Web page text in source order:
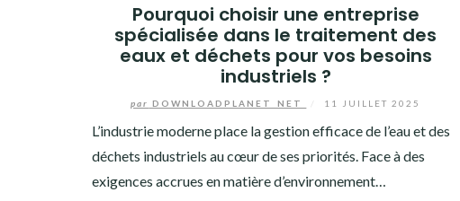
Pourquoi choisir une entreprise
spécialisée dans le traitement des
eaux et déchets pour vos besoins
industriels ?
par DOWNLOADPLANET_NET 11 JUILLET 2025
L’industrie moderne place la gestion efficace de l’eau et des
déchets industriels au cœur de ses priorités. Face à des
exigences accrues en matière d’environnement…